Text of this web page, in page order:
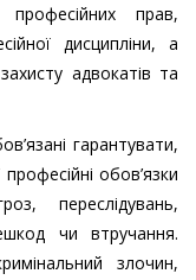
професійних прав,
дисципліни, а
адвокатів та
гарантувати,
обов’язки
переслідувань,
чи втручання.
злочин,